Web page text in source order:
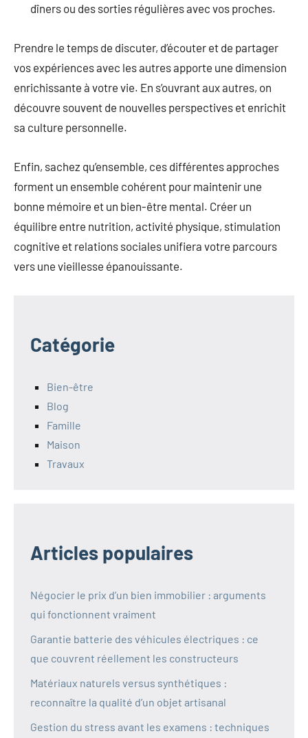
dîners ou des sorties régulières avec vos proches.
Prendre le temps de discuter, d’écouter et de partager
vos expériences avec les autres apporte une dimension
enrichissante à votre vie. En s’ouvrant aux autres, on
découvre souvent de nouvelles perspectives et enrichit
sa culture personnelle.
Enfin, sachez qu’ensemble, ces différentes approches
forment un ensemble cohérent pour maintenir une
bonne mémoire et un bien-être mental. Créer un
équilibre entre nutrition, activité physique, stimulation
cognitive et relations sociales unifiera votre parcours
vers une vieillesse épanouissante.
Catégorie
Bien-être
Blog
Famille
Maison
Travaux
Articles populaires
Négocier le prix d’un bien immobilier : arguments
qui fonctionnent vraiment
Garantie batterie des véhicules électriques : ce
que couvrent réellement les constructeurs
Matériaux naturels versus synthétiques :
reconnaître la qualité d’un objet artisanal
Gestion du stress avant les examens : techniques